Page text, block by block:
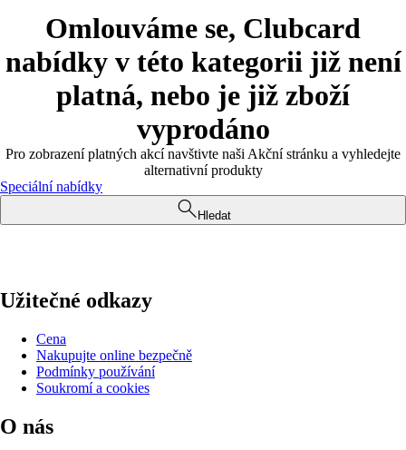
Omlouváme se, Clubcard
nabídky v této kategorii již není
platná, nebo je již zboží
vyprodáno
Pro zobrazení platných akcí navštivte naši Akční stránku a vyhledejte
alternativní produkty
Speciální nabídky
Hledat
Užitečné odkazy
Cena
Nakupujte online bezpečně
Podmínky používání
Soukromí a cookies
O nás